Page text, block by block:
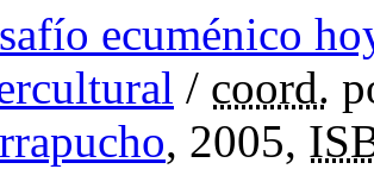
ecuménico
/ coord.
, 2005,